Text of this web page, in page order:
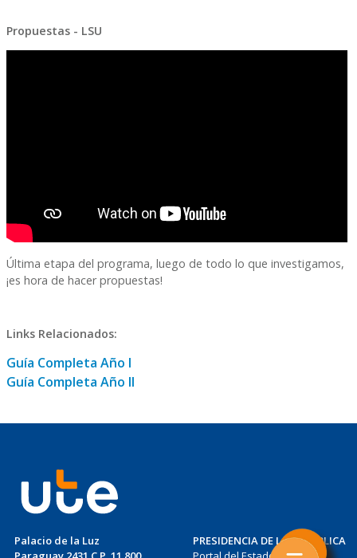
Propuestas - LSU
Última etapa del programa, luego de todo lo que investigamos,
¡es hora de hacer propuestas!
Links Relacionados:
Guía Completa Año I
Guía Completa Año II
Palacio de la Luz
PRESIDENCIA DE LA REPÚBLICA